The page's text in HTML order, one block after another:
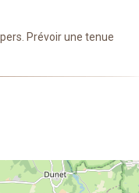
Prévoir une tenue